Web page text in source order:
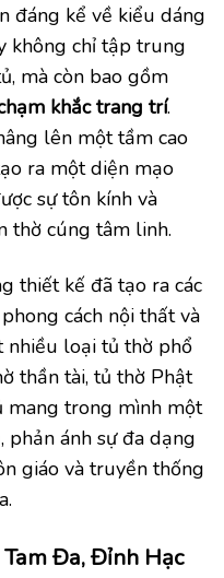
đáng kể về kiểu dáng
không chỉ tập trung
mà còn bao gồm
khắc trang trí.
lên một tầm cao
ra một diện mạo
sự tôn kính và
thờ cúng tâm linh.
thiết kế đã tạo ra các
cách nội thất và
nhiều loại tủ thờ phổ
thần tài, tủ thờ Phật
mang trong mình một
phản ánh sự đa dạng
giáo và truyền thống
Đa, Đỉnh Hạc